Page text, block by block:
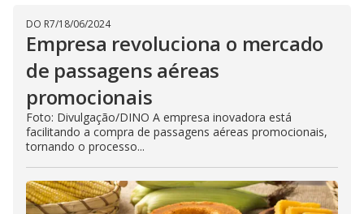
DO R7/18/06/2024
Empresa revoluciona o mercado
de passagens aéreas
promocionais
Foto: Divulgação/DINO A empresa inovadora está
facilitando a compra de passagens aéreas promocionais,
tornando o processo...